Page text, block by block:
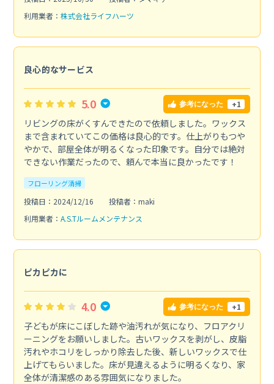
利用業者： 株式会社ライフハーツ
良心的なサービス
5.0 参考になった +1
リビングの床がくすんできたので依頼しました。ワックス
まで含まれていてこの価格は良心的です。仕上がりもつや
やかで、部屋全体が明るくなった印象です。自分では絶対
できない作業だったので、頼んで本当に良かったです！
フローリング清掃
投稿日：2024/12/16
投稿者：maki
利用業者： A.S.Tルームメンテナンス
ピカピカに
4.0 参考になった +1
子どもが床にこぼした跡や油汚れが気になり、フロアクリ
ーニングをお願いしました。古いワックスを剥がし、皮脂
汚れやホコリをしっかり除去した後、新しいワックスで仕
上げてもらいました。床が見違えるように明るくなり、家
全体が清潔感のある雰囲気になりました。